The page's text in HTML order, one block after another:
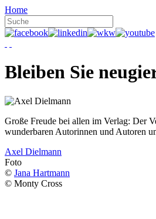
Home
Bleiben Sie
Große Freude bei allen im Verlag: Der
wunderbaren Autorinnen und Autoren
Axel Dielmann
Foto
© Jana Hartmann
© Monty Cross